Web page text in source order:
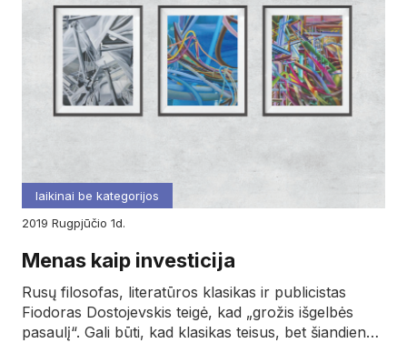
laikinai be kategorijos
2019
rugpjūčio 1d.
Menas kaip investicija
Rusų filosofas, literatūros klasikas ir publicistas
Fiodoras Dostojevskis teigė, kad „grožis išgelbės
pasaulį“. Gali būti, kad klasikas teisus, bet šiandien…